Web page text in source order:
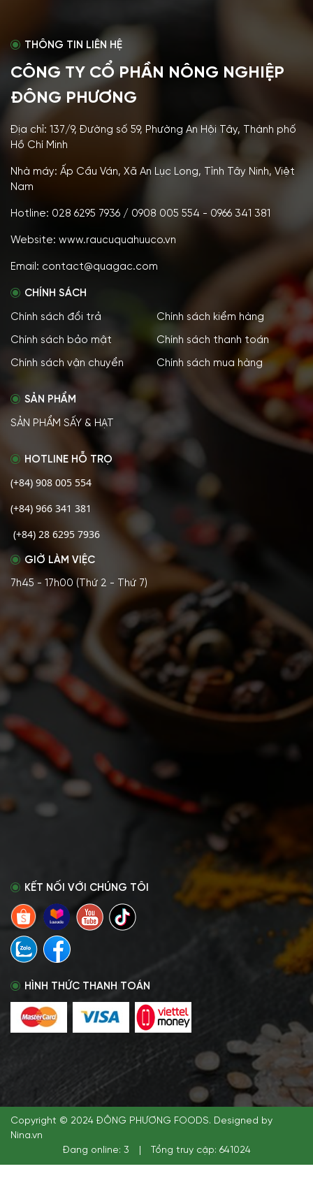
THÔNG TIN LIÊN HỆ
CÔNG TY CỔ PHẦN NÔNG NGHIỆP
ĐÔNG PHƯƠNG
Địa chỉ: 137/9, Đường số 59, Phường An Hội Tây, Thành phố
Hồ Chí Minh
Nhà máy: Ấp Cầu Ván, Xã An Lục Long, Tỉnh Tây Ninh, Việt
Nam
Hotline: 028 6295 7936 / 0908 005 554 - 0966 341 381
Website: www.raucuquahuuco.vn
Email: contact@quagac.com
CHÍNH SÁCH
Chính sách đổi trả Chính sách kiểm hàng
Chính sách bảo mật Chính sách thanh toán
Chính sách vận chuyển Chính sách mua hàng
SẢN PHẨM
SẢN PHẨM SẤY & HẠT
HOTLINE HỖ TRỌ
(+84) 908 005 554
(+84) 966 341 381
(+84) 28 6295 7936
GIỜ LÀM VIỆC
7h45 - 17h00 (Thứ 2 - Thứ 7)
KẾT NỐI VỚI CHÚNG TÔI
HÌNH THỨC THANH TOÁN
Copyright © 2024 ĐÔNG PHƯƠNG FOODS. Designed by
Nina.vn
Đang online: 3
Tổng truy cập: 641024